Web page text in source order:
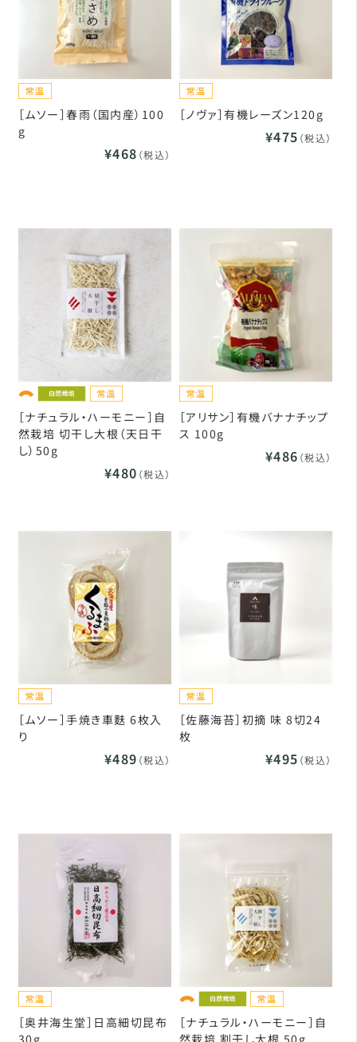
［ムソー］春雨（国内産）100
g
¥468 （税込）
［ノヴァ］有機レーズン120g
¥475 （税込）
［ナチュラル・ハーモニー］自
然栽培 切干し大根（天日干
し）50g
¥480 （税込）
［アリサン］有機バナナチップ
ス 100g
¥486 （税込）
［ムソー］手焼き車麩 6枚入
り
¥489 （税込）
［佐藤海苔］初摘 味 8切24
枚
¥495 （税込）
［奥井海生堂］日高細切昆布
30g
［ナチュラル・ハーモニー］自
然栽培 割干し大根 50g